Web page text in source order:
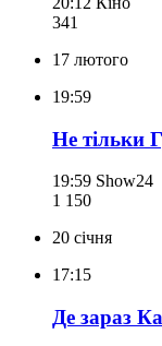
341
17 лютого
19:59
Не тільки
19:59 Show24
1 150
20 січня
17:15
Де зараз